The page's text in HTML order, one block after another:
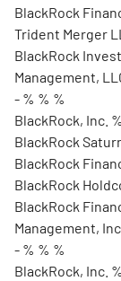
BlackRock
Trident Merger
BlackRock
Management,
- % % %
BlackRock, Inc.
BlackRock
BlackRock
BlackRock
BlackRock
Management, Inc.
- % % %
BlackRock, Inc.